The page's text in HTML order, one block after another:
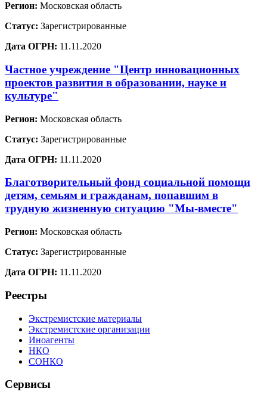
Регион: Московская область
Статус: Зарегистрированные
Дата ОГРН: 11.11.2020
Частное учреждение "Центр инновационных
проектов развития в образовании, науке и
культуре"
Регион: Московская область
Статус: Зарегистрированные
Дата ОГРН: 11.11.2020
Благотворительный фонд социальной помощи
детям, семьям и гражданам, попавшим в
трудную жизненную ситуацию "Мы-вместе"
Регион: Московская область
Статус: Зарегистрированные
Дата ОГРН: 11.11.2020
Реестры
Экстремистские материалы
Экстремистские организации
Иноагенты
НКО
СОНКО
Сервисы